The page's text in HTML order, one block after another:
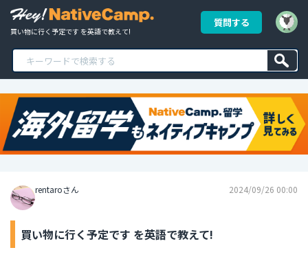
買い物に行く予定です を英語で教えて!
質問する
rentaroさん 2024/09/26 00:00
買い物に行く予定です を英語で教えて!